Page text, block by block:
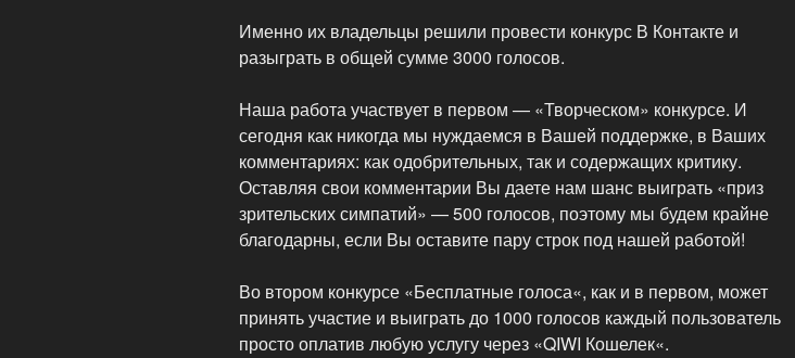
Именно их владельцы решили провести конкурс В Контакте и
разыграть в общей сумме 3000 голосов.
Наша работа участвует в первом — «Творческом» конкурсе. И
сегодня как никогда мы нуждаемся в Вашей поддержке, в Ваших
комментариях: как одобрительных, так и содержащих критику.
Оставляя свои комментарии Вы даете нам шанс выиграть «приз
зрительских симпатий» — 500 голосов, поэтому мы будем крайне
благодарны, если Вы оставите пару строк под нашей работой!
Во втором конкурсе «Бесплатные голоса«, как и в первом, может
принять участие и выиграть до 1000 голосов каждый пользователь
просто оплатив любую услугу через «QIWI Кошелек«.